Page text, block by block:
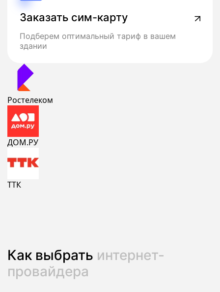
Заказать сим-карту
Подберем оптимальный тариф в вашем
здании
Ростелеком
ДОМ.РУ
ТТК
Как выбрать интернет-
провайдера